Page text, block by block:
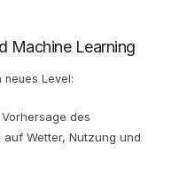
Machine Learning
neues Level:
Vorhersage des
Wetter, Nutzung und